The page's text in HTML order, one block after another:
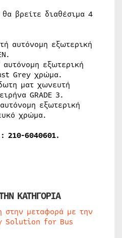
βρείτε διαθέσιμα 4
αυτόνομη εξωτερική
εξωτερική
Grey χρώμα.
ματ χωνευτή
GRADE 3.
εξωτερική
χρώμα.
6040601.
ΚΑΤΗΓΟΡΙΑ
μεταφορά με την
Solution for Bus